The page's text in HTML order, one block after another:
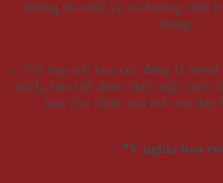
lượng tốt nhất và xu hướng thời
trung.
– Với họa tiết hoa cúc đang là
thích, họa tiết được thêu một cách
làm cho chiếc mũ trở nên đẹp
*Ý nghĩa hoa